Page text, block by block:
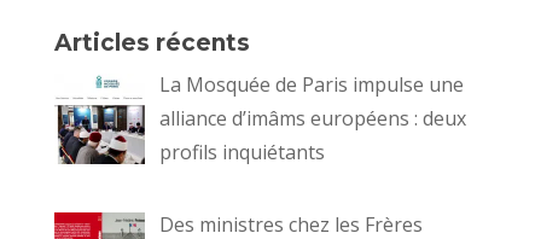
Articles récents
La Mosquée de Paris impulse une
alliance d’imâms européens : deux
profils inquiétants
Des ministres chez les Frères